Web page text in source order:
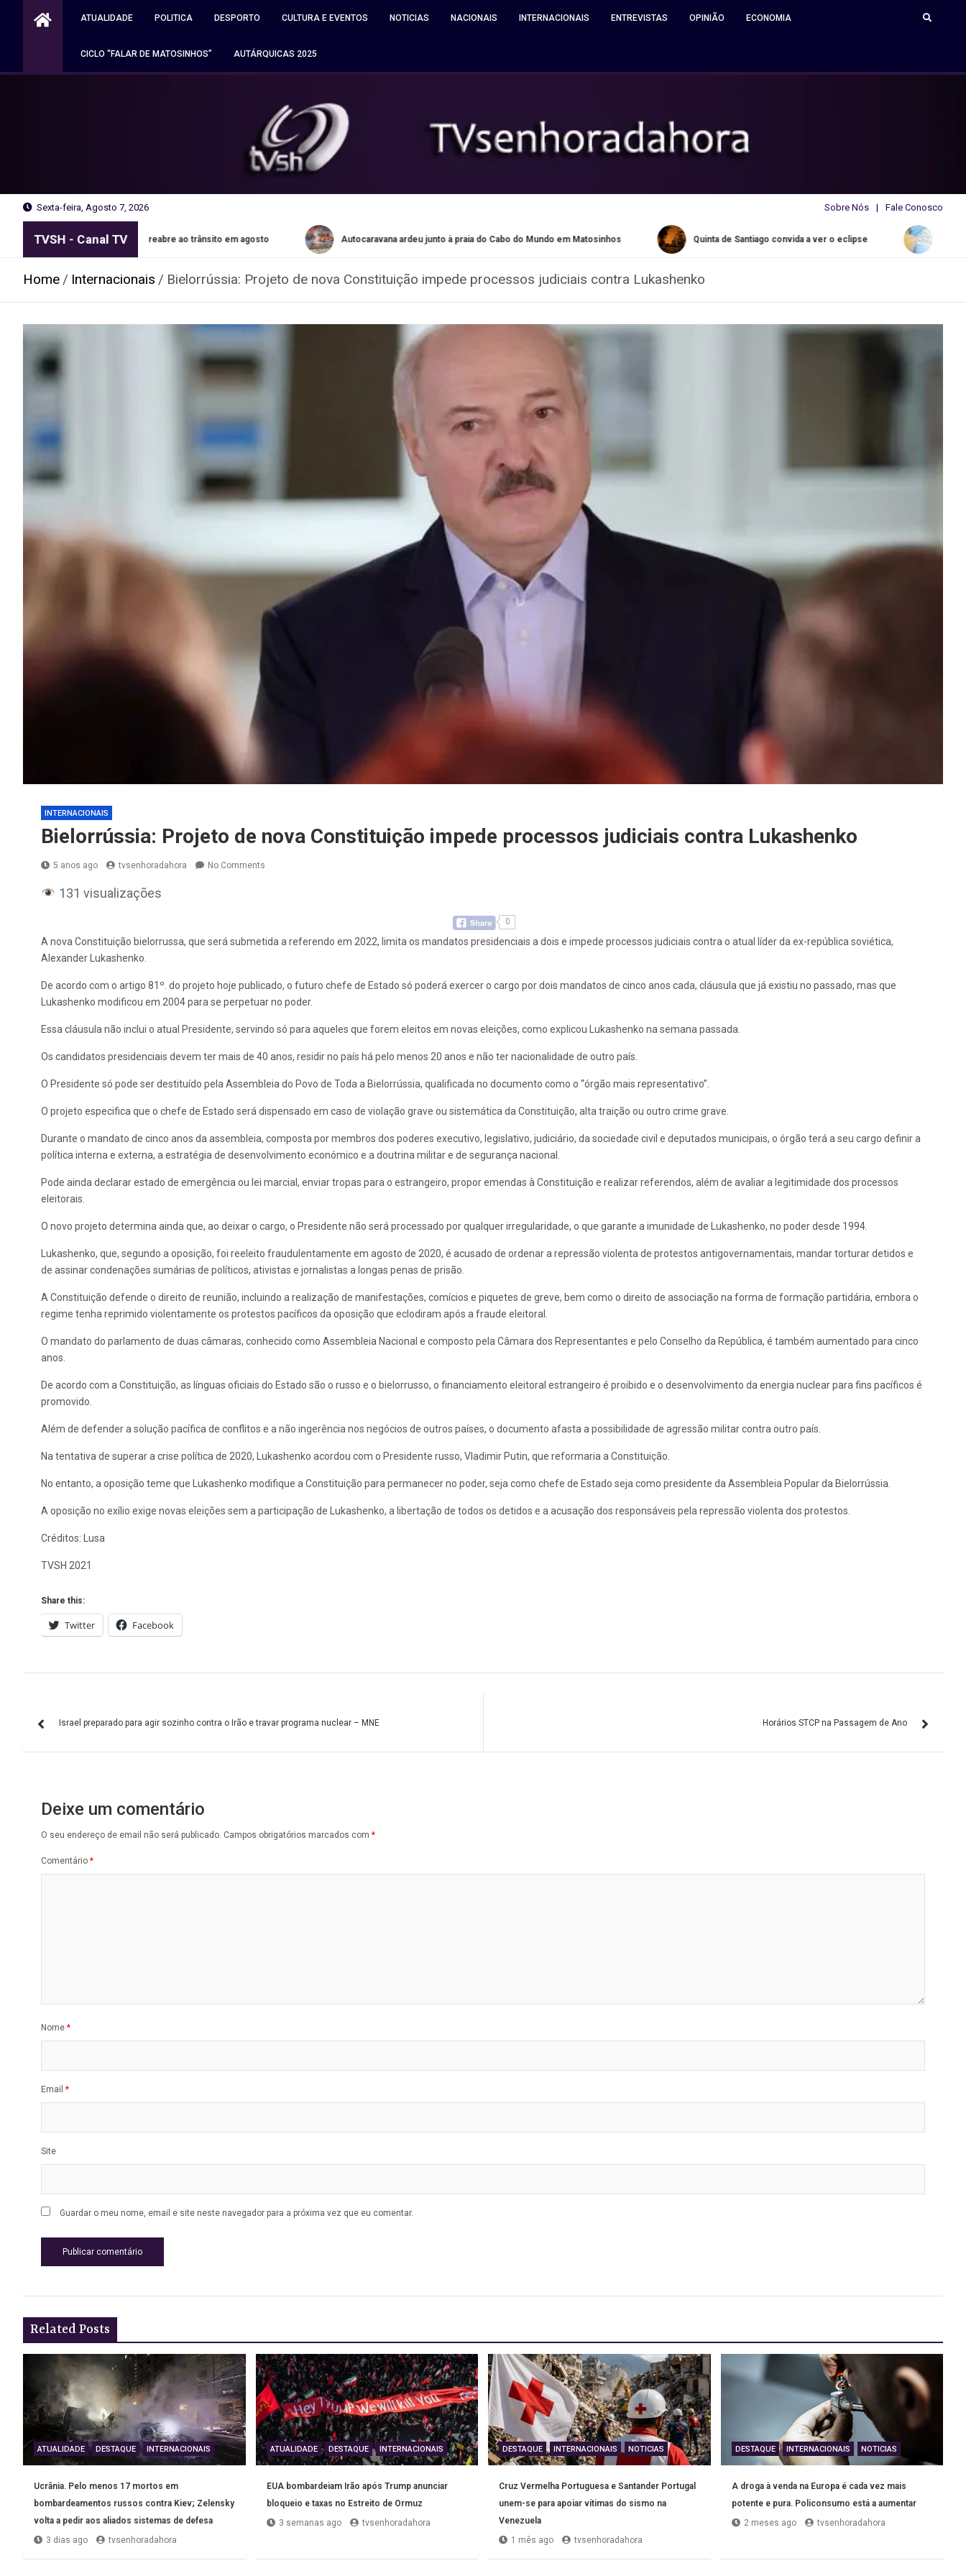
ATUALIDADE POLITICA DESPORTO CULTURA E EVENTOS NOTICIAS NACIONAIS INTERNACIONAIS ENTREVISTAS OPINIÃO ECONOMIA
CICLO “FALAR DE MATOSINHOS” AUTÁRQUICAS 2025
Sexta-feira, Agosto 7, 2026 Sobre Nós Fale Conosco
TVSH - Canal TV
em Matosinhos reabre ao trânsito em agosto Autocaravana ardeu junto à praia do Cabo do Mundo em Matosinhos Quinta de Santiago convida a ver o eclipse Water Slide
Home Internacionais Bielorrússia: Projeto de nova Constituição impede processos judiciais contra Lukashenko
INTERNACIONAIS
Bielorrússia: Projeto de nova Constituição impede processos judiciais contra Lukashenko
5 anos ago tvsenhoradahora No Comments
131 visualizações
0
A nova Constituição bielorrussa, que será submetida a referendo em 2022, limita os mandatos presidenciais a dois e impede processos judiciais contra o atual líder da ex-república soviética,
Alexander Lukashenko.
De acordo com o artigo 81º. do projeto hoje publicado, o futuro chefe de Estado só poderá exercer o cargo por dois mandatos de cinco anos cada, cláusula que já existiu no passado, mas que
Lukashenko modificou em 2004 para se perpetuar no poder.
Essa cláusula não inclui o atual Presidente, servindo só para aqueles que forem eleitos em novas eleições, como explicou Lukashenko na semana passada.
Os candidatos presidenciais devem ter mais de 40 anos, residir no país há pelo menos 20 anos e não ter nacionalidade de outro país.
O Presidente só pode ser destituído pela Assembleia do Povo de Toda a Bielorrússia, qualificada no documento como o “órgão mais representativo”.
O projeto especifica que o chefe de Estado será dispensado em caso de violação grave ou sistemática da Constituição, alta traição ou outro crime grave.
Durante o mandato de cinco anos da assembleia, composta por membros dos poderes executivo, legislativo, judiciário, da sociedade civil e deputados municipais, o órgão terá a seu cargo definir a
política interna e externa, a estratégia de desenvolvimento económico e a doutrina militar e de segurança nacional.
Pode ainda declarar estado de emergência ou lei marcial, enviar tropas para o estrangeiro, propor emendas à Constituição e realizar referendos, além de avaliar a legitimidade dos processos
eleitorais.
O novo projeto determina ainda que, ao deixar o cargo, o Presidente não será processado por qualquer irregularidade, o que garante a imunidade de Lukashenko, no poder desde 1994.
Lukashenko, que, segundo a oposição, foi reeleito fraudulentamente em agosto de 2020, é acusado de ordenar a repressão violenta de protestos antigovernamentais, mandar torturar detidos e
de assinar condenações sumárias de políticos, ativistas e jornalistas a longas penas de prisão.
A Constituição defende o direito de reunião, incluindo a realização de manifestações, comícios e piquetes de greve, bem como o direito de associação na forma de formação partidária, embora o
regime tenha reprimido violentamente os protestos pacíficos da oposição que eclodiram após a fraude eleitoral.
O mandato do parlamento de duas câmaras, conhecido como Assembleia Nacional e composto pela Câmara dos Representantes e pelo Conselho da República, é também aumentado para cinco
anos.
De acordo com a Constituição, as línguas oficiais do Estado são o russo e o bielorrusso, o financiamento eleitoral estrangeiro é proibido e o desenvolvimento da energia nuclear para fins pacíficos é
promovido.
Além de defender a solução pacífica de conflitos e a não ingerência nos negócios de outros países, o documento afasta a possibilidade de agressão militar contra outro país.
Na tentativa de superar a crise política de 2020, Lukashenko acordou com o Presidente russo, Vladimir Putin, que reformaria a Constituição.
No entanto, a oposição teme que Lukashenko modifique a Constituição para permanecer no poder, seja como chefe de Estado seja como presidente da Assembleia Popular da Bielorrússia.
A oposição no exílio exige novas eleições sem a participação de Lukashenko, a libertação de todos os detidos e a acusação dos responsáveis pela repressão violenta dos protestos.
Créditos: Lusa
TVSH 2021
Share this:
Twitter Facebook
de
Israel preparado para agir sozinho contra o Irão e travar programa nuclear – MNE Horários STCP na Passagem de Ano
Deixe um comentário
O seu endereço de email não será publicado. Campos obrigatórios marcados com *
Comentário *
Nome *
Email *
Site
Guardar o meu nome, email e site neste navegador para a próxima vez que eu comentar.
Related Posts
ATUALIDADE DESTAQUE INTERNACIONAIS
Ucrânia. Pelo menos 17 mortos em
bombardeamentos russos contra Kiev; Zelensky
volta a pedir aos aliados sistemas de defesa
3 dias ago
tvsenhoradahora
ATUALIDADE DESTAQUE INTERNACIONAIS
EUA bombardeiam Irão após Trump anunciar
bloqueio e taxas no Estreito de Ormuz
3 semanas ago
tvsenhoradahora
DESTAQUE INTERNACIONAIS NOTICIAS
Cruz Vermelha Portuguesa e Santander Portugal
unem-se para apoiar vítimas do sismo na
Venezuela
1 mês ago
tvsenhoradahora
DESTAQUE INTERNACIONAIS NOTICIAS
A droga à venda na Europa é cada vez mais
potente e pura. Policonsumo está a aumentar
2 meses ago
tvsenhoradahora